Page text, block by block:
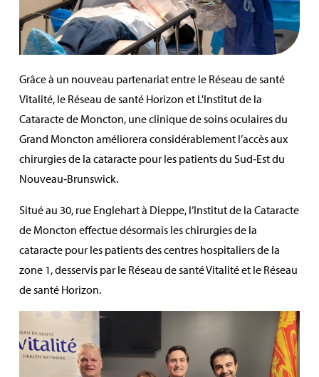
Grâce à un nouveau partenariat entre le Réseau de santé
Vitalité, le Réseau de santé Horizon et L'Institut de la
Cataracte de Moncton, une clinique de soins oculaires du
Grand Moncton améliorera considérablement l’accès aux
chirurgies de la cataracte pour les patients du Sud‑Est du
Nouveau‑Brunswick.
Situé au 30, rue Englehart à Dieppe, l’Institut de la Cataracte
de Moncton effectue désormais les chirurgies de la
cataracte pour les patients des centres hospitaliers de la
zone 1, desservis par le Réseau de santé Vitalité et le Réseau
de santé Horizon.